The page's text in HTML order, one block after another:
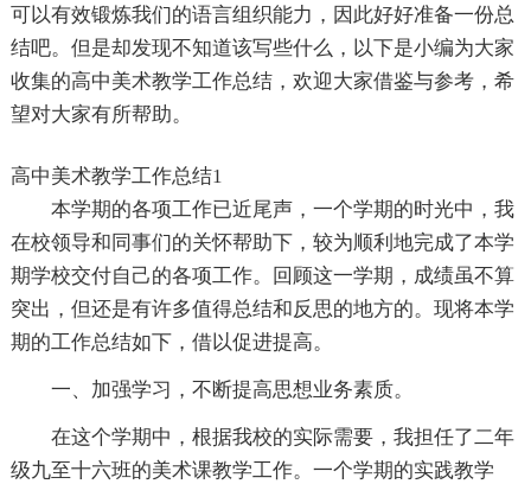
可以有效锻炼我们的语言组织能力，因此好好准备一份总
结吧。但是却发现不知道该写些什么，以下是小编为大家
收集的高中美术教学工作总结，欢迎大家借鉴与参考，希
望对大家有所帮助。
高中美术教学工作总结1
本学期的各项工作已近尾声，一个学期的时光中，我
在校领导和同事们的关怀帮助下，较为顺利地完成了本学
期学校交付自己的各项工作。回顾这一学期，成绩虽不算
突出，但还是有许多值得总结和反思的地方的。现将本学
期的工作总结如下，借以促进提高。
一、加强学习，不断提高思想业务素质。
在这个学期中，根据我校的实际需要，我担任了二年
级九至十六班的美术课教学工作。一个学期的实践教学